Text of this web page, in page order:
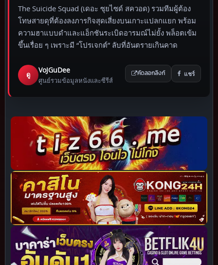
The Suicide Squad (เดอะ ซุยไซด์ สควอด) รวมทีมผู้ต้อง
โทษสายดุที่ต้องลงภารกิจสุดเสี่ยงบนเกาะแปลกแยก พร้อม
ความฮาแบบดำและแอ็กชันระเบิดอารมณ์ไม่ยั้ง พล็อตเข้ม
ขึ้นเรื่อย ๆ เพราะมี “โปรเจกต์” ลับที่อันตรายเกินคาด
ดู
VoJGuDee
ศูนย์รวมข้อมูลหนังและซีรีส์
คัดลอกลิงก์ แชร์